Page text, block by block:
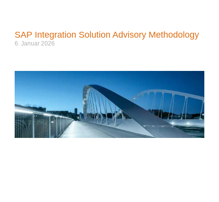
SAP Integration Solution Advisory Methodology
6. Januar 2026